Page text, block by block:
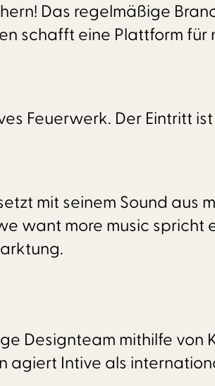
Das regelmäßige
schafft eine Plattform für
Feuerwerk. Der Eintritt
mit seinem Sound aus
want more music spricht
Designteam mithilfe von
agiert Intive als